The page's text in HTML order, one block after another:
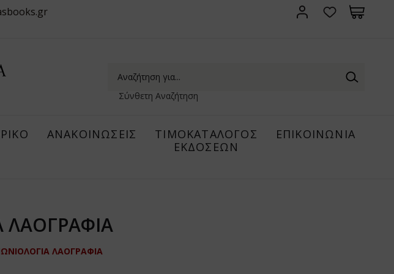
Σύνθετη Αναζήτηση
ΑΝΑΚΟΙΝΩΣΕΙΣ
ΤΙΜΟΚΑΤΑΛΟΓΟΣ
ΕΚΔΟΣΕΩΝ
ΕΠΙΚΟΙΝΩΝΙΑ
ΛΑΟΓΡΑΦΙΑ
ΛΑΟΓΡΑΦΙΑ